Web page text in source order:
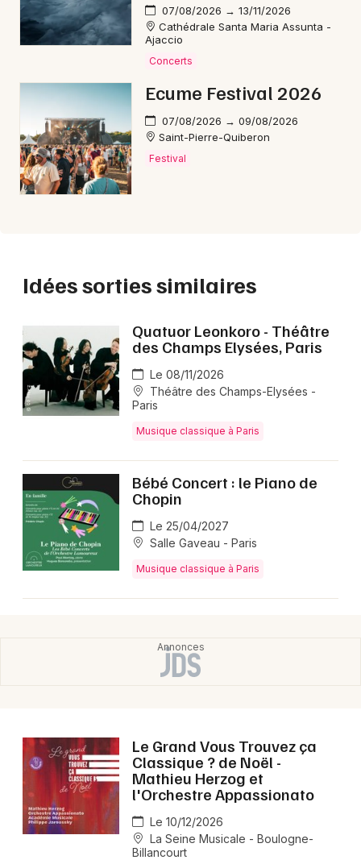
07/08/2026 → 13/11/2026
Cathédrale Santa Maria Assunta -
Ajaccio
Concerts
Ecume Festival 2026
07/08/2026 → 09/08/2026
Saint-Pierre-Quiberon
Festival
Idées sorties similaires
Quatuor Leonkoro - Théâtre
des Champs Elysées, Paris
Le 08/11/2026
Théâtre des Champs-Elysées -
Paris
Musique classique à Paris
Bébé Concert : le Piano de
Chopin
Le 25/04/2027
Salle Gaveau - Paris
Musique classique à Paris
Le Grand Vous Trouvez ça
Classique ? de Noël -
Mathieu Herzog et
l'Orchestre Appassionato
Le 10/12/2026
La Seine Musicale - Boulogne-
Billancourt